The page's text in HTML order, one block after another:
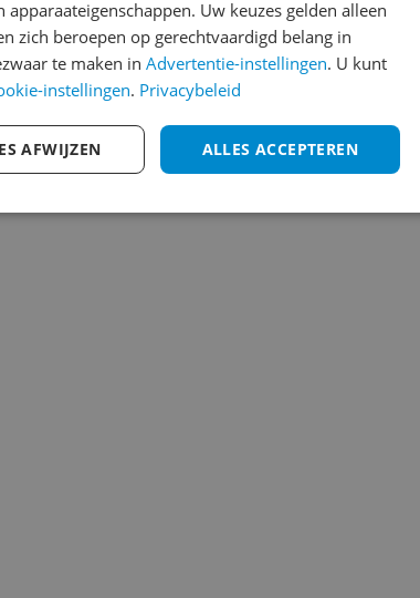
Vraag 1 van 4
Uw keuzes gelden alleen
zich beroepen op gerechtvaardigd belang in
te maken in Advertentie-instellingen. U kunt
instellingen. Privacybeleid
ALLES ACCEPTEREN
AFWIJZEN